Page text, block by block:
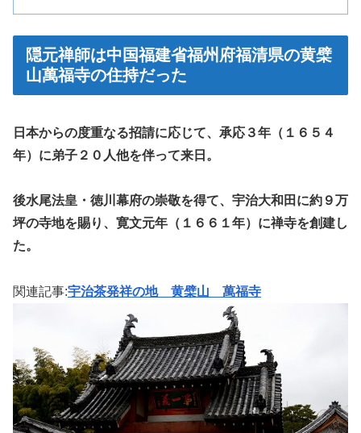
隠元禅師は中国福建省福州府福清県の黄檗
山萬福寺の住持だった
日本からの度重なる招請に応じて、承応３年（１６５４
年）に弟子２０人他を伴って来日。
後水尾法皇・徳川幕府の崇敬を得て、宇治大和田に約９万
坪の寺地を賜り、寛文元年（１６６１年）に禅寺を創建し
た。
関連記事:宇治茶発祥の地 黄檗山 萬福寺